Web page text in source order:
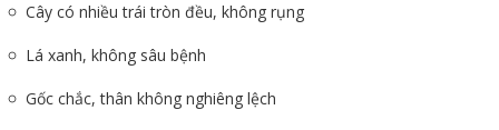
Cây có nhiều trái tròn đều, không rụng
Lá xanh, không sâu bệnh
Gốc chắc, thân không nghiêng lệch